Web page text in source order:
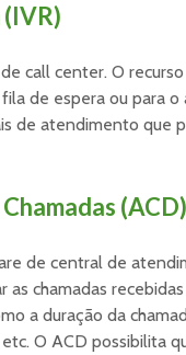
call center. O
de espera ou para
de atendimento que
(ACD)
de central de
chamadas
a duração da
O ACD possibilita